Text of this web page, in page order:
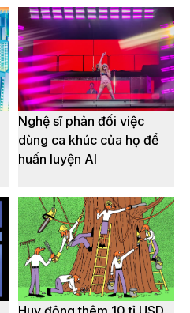
Nghệ sĩ phản đối việc
dùng ca khúc của họ để
huấn luyện AI